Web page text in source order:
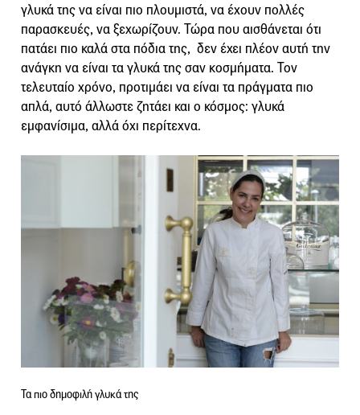
γλυκά της να είναι πιο πλουμιστά, να έχουν πολλές
παρασκευές, να ξεχωρίζουν. Τώρα που αισθάνεται ότι
πατάει πιο καλά στα πόδια της, δεν έχει πλέον αυτή την
ανάγκη να είναι τα γλυκά της σαν κοσμήματα. Τον
τελευταίο χρόνο, προτιμάει να είναι τα πράγματα πιο
απλά, αυτό άλλωστε ζητάει και ο κόσμος: γλυκά
εμφανίσιμα, αλλά όχι περίτεχνα.
Τα πιο δημοφιλή γλυκά της